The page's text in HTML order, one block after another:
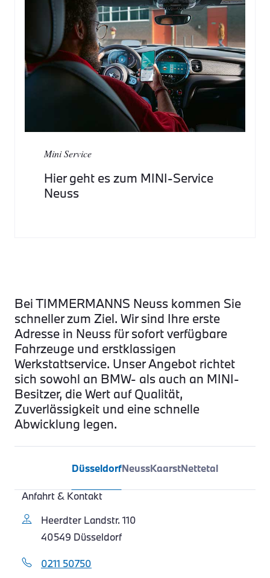
Mini Service
Hier geht es zum MINI-Service
Neuss
Bei TIMMERMANNS Neuss kommen Sie
schneller zum Ziel. Wir sind Ihre erste
Adresse in Neuss für sofort verfügbare
Fahrzeuge und erstklassigen
Werkstattservice. Unser Angebot richtet
sich sowohl an BMW- als auch an MINI-
Besitzer, die Wert auf Qualität,
Zuverlässigkeit und eine schnelle
Abwicklung legen.
DüsseldorfNeussKaarstNettetal
Anfahrt & Kontakt
Heerdter Landstr. 110
40549 Düsseldorf
0211 50750